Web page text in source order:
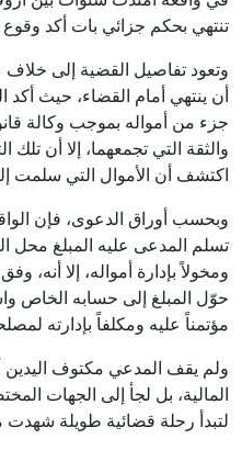
تنتهي بحكم جزائي بات أكد وقوع
وتعود تفاصيل القضية إلى خلاف
أن ينتهي أمام القضاء، حيث أكد
جزء من أمواله بموجب وكالة
والثقة التي تجمعهما، إلا أن تلك
اكتشف أن الأموال التي سلمت
وبحسب أوراق الدعوى، فإن
تسلم المدعى عليه المبلغ محل
ومخولاً بإدارة أمواله، إلا أنه،
حوّل المبلغ إلى حسابه الخاص
مؤتمناً عليه ومكلفاً بإدارته
ولم يقف المدعي مكتوف اليدين
المالية، بل لجأ إلى الجهات
لتبدأ رحلة قضائية طويلة